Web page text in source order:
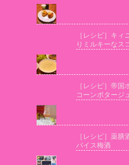
［レシピ］キィ
りミルキーなス
［レシピ］帝国
コーンポタージュ
［レシピ］薬膳
パイス梅酒